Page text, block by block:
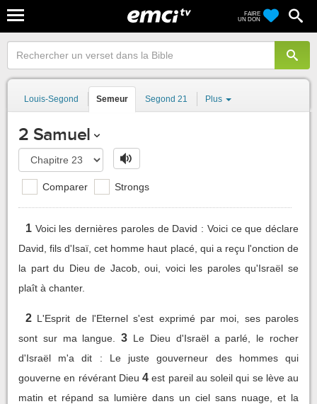
FAIRE
UN DON
Louis-Segond Semeur Segond 21 Plus
2 Samuel
Comparer Strongs
1 Voici les dernières paroles de David : Voici ce que déclare
David, fils d'Isaï, cet homme haut placé, qui a reçu l'onction de
la part du Dieu de Jacob, oui, voici les paroles qu'Israël se
plaît à chanter.
2 L'Esprit de l'Eternel s'est exprimé par moi, ses paroles
sont sur ma langue.
3 Le Dieu d'Israël a parlé, le rocher
d'Israël m'a dit : Le juste gouverneur des hommes qui
gouverne en révérant Dieu 4 est pareil au soleil qui se lève au
matin et répand sa lumière dans un ciel sans nuage, et la